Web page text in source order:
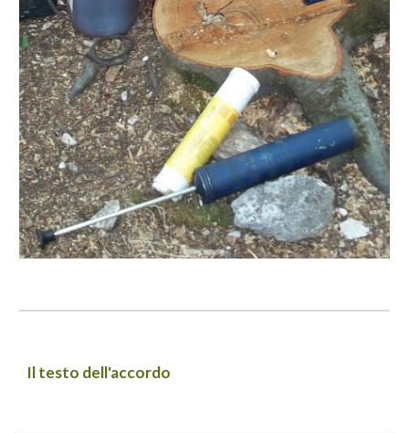
Il testo dell'accordo